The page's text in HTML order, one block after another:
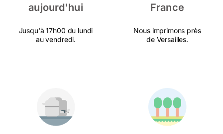
aujourd'hui
Jusqu'à 17h00 du lundi
au vendredi.
France
Nous imprimons près
de Versailles.